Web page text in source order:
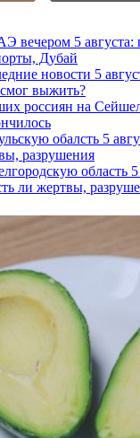
вечером 5 августа:
Дубай
новости 5
выжить?
россиян на
обалсть 5
разрушения
область 5
ли жертвы,